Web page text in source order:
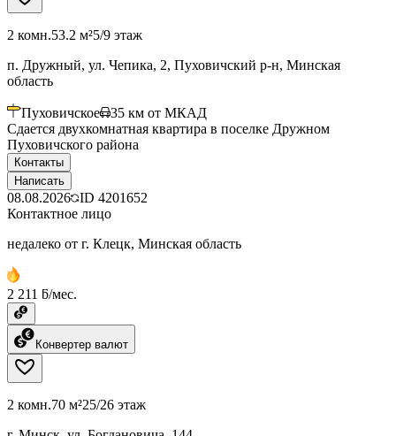
2 комн.53.2 м²5/9 этаж
п. Дружный, ул. Чепика, 2, Пуховичский р-н, Минская
область
Пуховичское 35 км от МКАД
Сдается двухкомнатная квартира в поселке Дружном
Пуховичского района
Контакты
Написать
08.08.2026 ID 4201652
Контактное лицо
недалеко от г. Клецк, Минская область
2 211 ƃ/мес.
Конвертер валют
2 комн.70 м²25/26 этаж